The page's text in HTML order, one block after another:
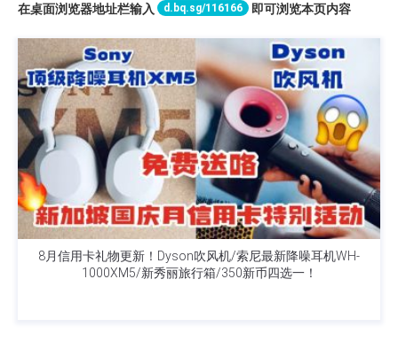
在桌面浏览器地址栏输入
d.bq.sg/116166 即可浏览本页内容
8月信用卡礼物更新！Dyson吹风机/索尼最新降噪耳机WH-
1000XM5/新秀丽旅行箱/350新币四选一！